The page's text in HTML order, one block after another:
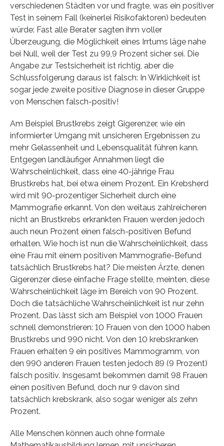
verschiedenen Städten vor und fragte, was ein positiver
Test in seinem Fall (keinerlei Risikofaktoren) bedeuten
würde: Fast alle Berater sagten ihm voller
Überzeugung, die Möglichkeit eines Irrtums läge nahe
bei Null, weil der Test zu 99,9 Prozent sicher sei. Die
Angabe zur Testsicherheit ist richtig, aber die
Schlussfolgerung daraus ist falsch: In Wirklichkeit ist
sogar jede zweite positive Diagnose in dieser Gruppe
von Menschen falsch-positiv!
Am Beispiel Brustkrebs zeigt Gigerenzer, wie ein
informierter Umgang mit unsicheren Ergebnissen zu
mehr Gelassenheit und Lebensqualität führen kann.
Entgegen landläufiger Annahmen liegt die
Wahrscheinlichkeit, dass eine 40-jährige Frau
Brustkrebs hat, bei etwa einem Prozent. Ein Krebsherd
wird mit 90-prozentiger Sicherheit durch eine
Mammografie erkannt. Von den weitaus zahlreicheren
nicht an Brustkrebs erkrankten Frauen werden jedoch
auch neun Prozent einen falsch-positiven Befund
erhalten. Wie hoch ist nun die Wahrscheinlichkeit, dass
eine Frau mit einem positiven Mammografie-Befund
tatsächlich Brustkrebs hat? Die meisten Ärzte, denen
Gigerenzer diese einfache Frage stellte, meinten, diese
Wahrscheinlichkeit läge im Bereich von 90 Prozent.
Doch die tatsächliche Wahrscheinlichkeit ist nur zehn
Prozent. Das lässt sich am Beispiel von 1000 Frauen
schnell demonstrieren: 10 Frauen von den 1000 haben
Brustkrebs und 990 nicht. Von den 10 krebskranken
Frauen erhalten 9 ein positives Mammogramm, von
den 990 anderen Frauen testen jedoch 89 (9 Prozent)
falsch positiv. Insgesamt bekommen damit 98 Frauen
einen positiven Befund, doch nur 9 davon sind
tatsächlich krebskrank, also sogar weniger als zehn
Prozent.
Alle Menschen können auch ohne formale